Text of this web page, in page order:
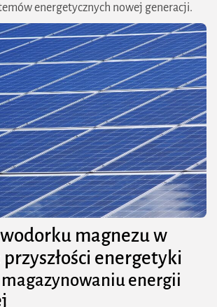
energetycznych nowej generacji.
magnezu w
energetyki
magazynowaniu energii